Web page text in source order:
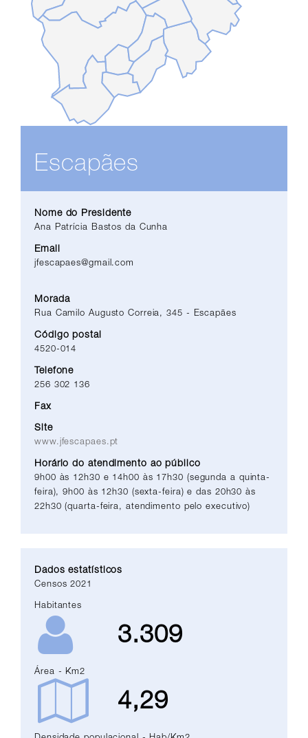
Escapães
Nome do Presidente
Ana Patrícia Bastos da Cunha
Email
jfescapaes@gmail.com
Morada
Rua Camilo Augusto Correia, 345 - Escapães
Código postal
4520-014
Telefone
256 302 136
Fax
Site
www.jfescapaes.pt
Horário do atendimento ao público
9h00 às 12h30 e 14h00 às 17h30 (segunda a quinta-
feira), 9h00 às 12h30 (sexta-feira) e das 20h30 às
22h30 (quarta-feira, atendimento pelo executivo)
Dados estatísticos
Censos 2021
Habitantes
3.309
Área - Km2
4,29